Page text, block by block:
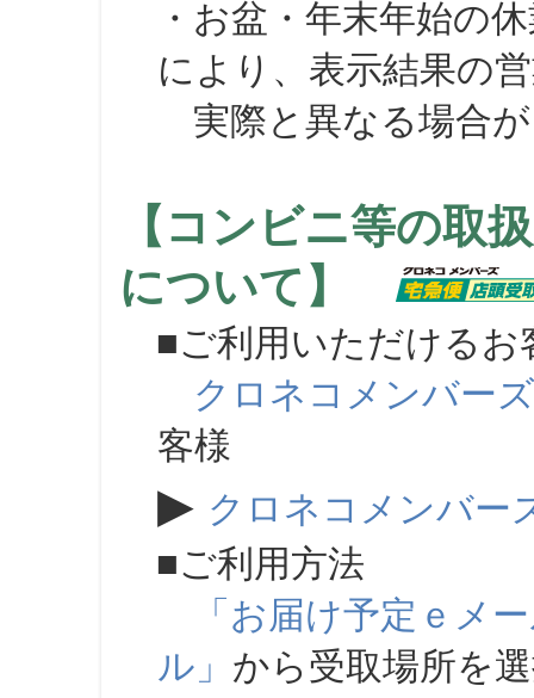
・お盆・年末年始の
により、表示結果の
実際と異なる場合が
【コンビニ等の取
について】
■ご利用いただけるお
クロネコメンバーズ
客様
▶ クロネコメンバー
■ご利用方法
「お届け予定ｅメ
ル」 から受取場所を